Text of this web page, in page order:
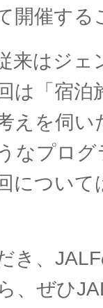
開催す
来はジ
は「宿
えを伺
なプロ
につい
き、
、ぜひ